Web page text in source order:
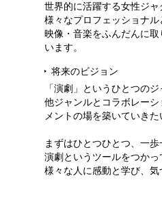
世界的に活躍する女性ジャ
様々なプロフェッショナル
映像・音楽をふんだんに
います。
将来のビジョン
「演劇」というひとつの
他ジャンルとコラボレー
メントの場を築いていきた
まずはひとつひとつ、一歩
演劇というツールをつかっ
様々な人に感動と学び、気